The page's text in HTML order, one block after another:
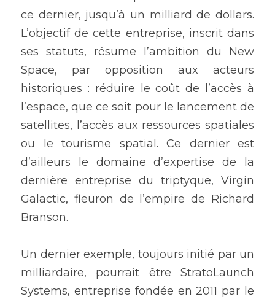
ce dernier, jusqu’à un milliard de dollars.
L’objectif de cette entreprise, inscrit dans
ses statuts, résume l’ambition du New
Space, par opposition aux acteurs
historiques : réduire le coût de l’accès à
l’espace, que ce soit pour le lancement de
satellites, l’accès aux ressources spatiales
ou le tourisme spatial. Ce dernier est
d’ailleurs le domaine d’expertise de la
dernière entreprise du triptyque, Virgin
Galactic, fleuron de l’empire de Richard
Branson.
Un dernier exemple, toujours initié par un
milliardaire, pourrait être StratoLaunch
Systems, entreprise fondée en 2011 par le